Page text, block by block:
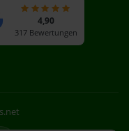
4,90
317 Bewertungen